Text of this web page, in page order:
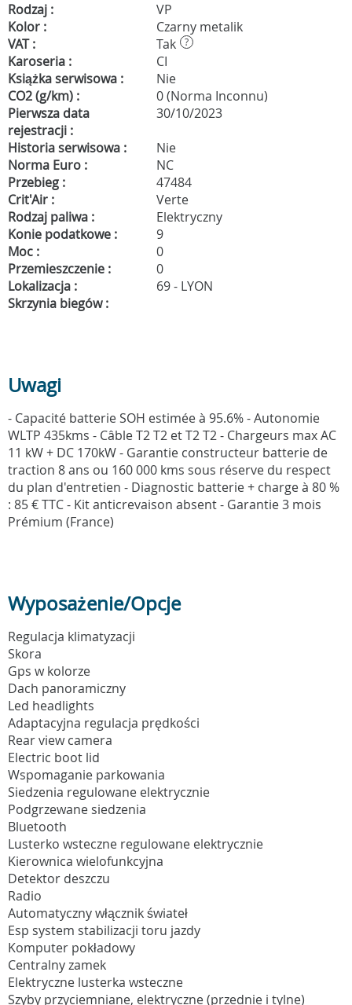
Rodzaj :
VP
Kolor :
Czarny metalik
VAT :
Tak ?
Karoseria :
CI
Książka serwisowa :
Nie
CO2 (g/km) :
0 (Norma Inconnu)
Pierwsza data
rejestracji :
30/10/2023
Historia serwisowa :
Nie
Norma Euro :
NC
Przebieg :
47484
Crit'Air :
Verte
Rodzaj paliwa :
Elektryczny
Konie podatkowe :
9
Moc :
0
Przemieszczenie :
0
Lokalizacja :
69 - LYON
Skrzynia biegów :
Uwagi
- Capacité batterie SOH estimée à 95.6% - Autonomie
WLTP 435kms - Câble T2 T2 et T2 T2 - Chargeurs max AC
11 kW + DC 170kW - Garantie constructeur batterie de
traction 8 ans ou 160 000 kms sous réserve du respect
du plan d'entretien - Diagnostic batterie + charge à 80 %
: 85 € TTC - Kit anticrevaison absent - Garantie 3 mois
Prémium (France)
Wyposażenie/Opcje
Regulacja klimatyzacji
Skora
Gps w kolorze
Dach panoramiczny
Led headlights
Adaptacyjna regulacja prędkości
Rear view camera
Electric boot lid
Wspomaganie parkowania
Siedzenia regulowane elektrycznie
Podgrzewane siedzenia
Bluetooth
Lusterko wsteczne regulowane elektrycznie
Kierownica wielofunkcyjna
Detektor deszczu
Radio
Automatyczny włącznik świateł
Esp system stabilizacji toru jazdy
Komputer pokładowy
Centralny zamek
Elektryczne lusterka wsteczne
Szyby przyciemniane, elektryczne (przednie i tylne)